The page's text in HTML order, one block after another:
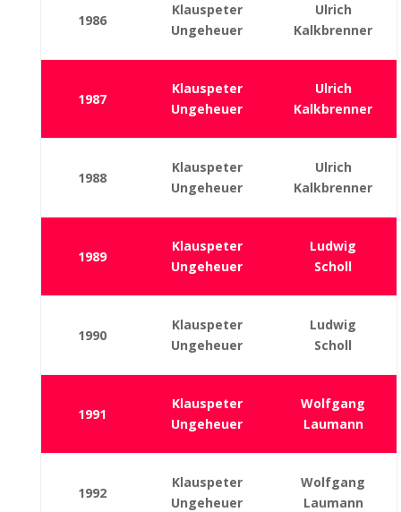
1986
Klauspeter
Ungeheuer
Ulrich
Kalkbrenner
1987
Klauspeter
Ungeheuer
Ulrich
Kalkbrenner
1988
Klauspeter
Ungeheuer
Ulrich
Kalkbrenner
1989
Klauspeter
Ungeheuer
Ludwig
Scholl
1990
Klauspeter
Ungeheuer
Ludwig
Scholl
1991
Klauspeter
Ungeheuer
Wolfgang
Laumann
1992
Klauspeter
Ungeheuer
Wolfgang
Laumann